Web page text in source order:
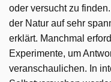
oder versucht zu
der Natur auf sehr
erklärt. Manchmal
Experimente, um
veranschaulichen. In